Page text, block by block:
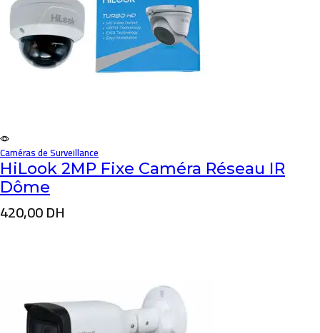
Caméras de Surveillance
HiLook 2MP Fixe Caméra Réseau IR
Dôme
420,00DH